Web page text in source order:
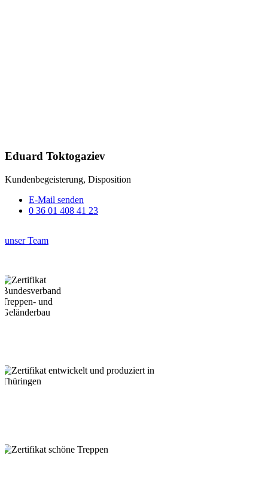
Eduard Toktogaziev
Kundenbegeisterung, Disposition
E-Mail senden
0 36 01 408 41 23
unser Team